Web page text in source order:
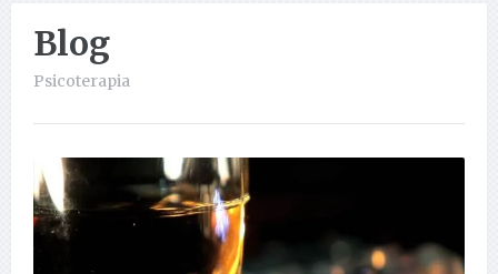
Blog
Psicoterapia